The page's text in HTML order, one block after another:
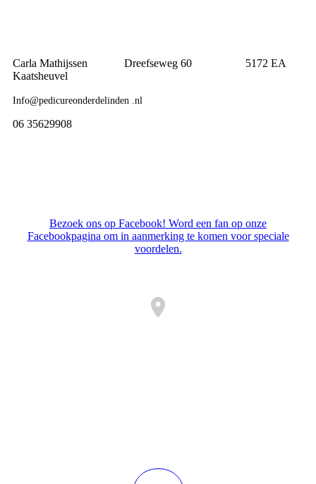
Carla Mathijssen Dreefseweg 60 5172 EA
Kaatsheuvel
Info@pedicureonderdelinden .nl
06 35629908
Bezoek ons op Facebook! Word een fan op onze
Facebookpagina om in aanmerking te komen voor speciale
voordelen.